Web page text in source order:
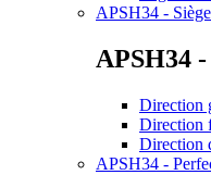
APSH34 -
APSH34
Direction
Direction
Direction
APSH34 -